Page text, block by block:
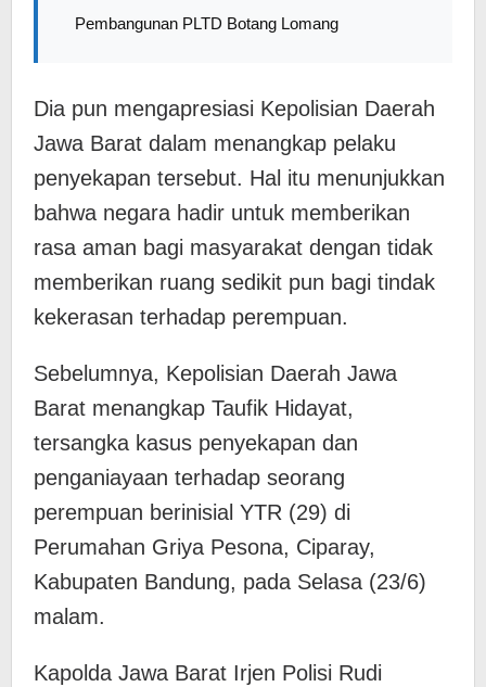
Pembangunan PLTD Botang Lomang
Dia pun mengapresiasi Kepolisian Daerah
Jawa Barat dalam menangkap pelaku
penyekapan tersebut. Hal itu menunjukkan
bahwa negara hadir untuk memberikan
rasa aman bagi masyarakat dengan tidak
memberikan ruang sedikit pun bagi tindak
kekerasan terhadap perempuan.
Sebelumnya, Kepolisian Daerah Jawa
Barat menangkap Taufik Hidayat,
tersangka kasus penyekapan dan
penganiayaan terhadap seorang
perempuan berinisial YTR (29) di
Perumahan Griya Pesona, Ciparay,
Kabupaten Bandung, pada Selasa (23/6)
malam.
Kapolda Jawa Barat Irjen Polisi Rudi